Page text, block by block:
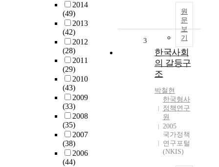
2014
(49)
2013
(42)
2012
(28)
2011
(29)
2010
(43)
2009
(33)
2008
(35)
2007
(38)
2006
(44)
원
문
보
기
3
한국사회
의 갈등구
조
박철현
한국형사
정책연구
원
2005
국가정책
연구포털
(NKIS)